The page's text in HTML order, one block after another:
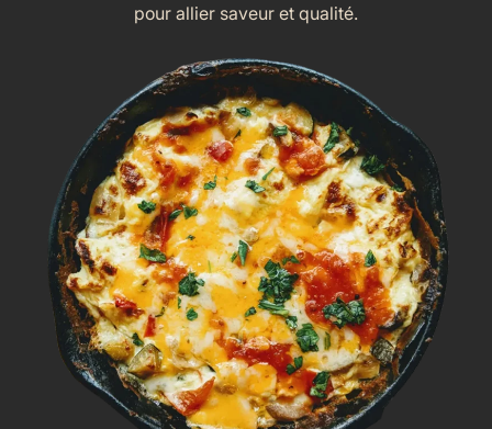
pour allier saveur et qualité.